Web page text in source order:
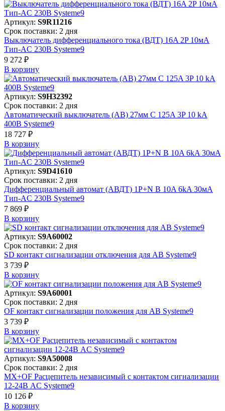
Артикул: S9R11216
Срок поставки: 2 дня
Выключатель дифференциального тока (ВДТ) 16A 2P 10мА
Тип-AC 230В Systeme9
9 272 ₽
В корзинy
Артикул: S9H32392
Срок поставки: 2 дня
Автоматический выключатель (АВ) 27мм C 125A 3P 10 kA
400В Systeme9
18 727 ₽
В корзинy
Артикул: S9D41610
Срок поставки: 2 дня
Дифференциальный автомат (АВДТ) 1P+N B 10A 6kA 30мА
Тип-AC 230В Systeme9
7 869 ₽
В корзинy
Артикул: S9A60002
Срок поставки: 2 дня
SD контакт сигнализации отключения для АВ Systeme9
3 739 ₽
В корзинy
Артикул: S9A60001
Срок поставки: 2 дня
OF контакт сигнализации положения для АВ Systeme9
3 739 ₽
В корзинy
Артикул: S9A50008
Срок поставки: 2 дня
MX+OF Расцепитель независимый с контактом сигнализации
12-24В AC Systeme9
10 126 ₽
В корзинy